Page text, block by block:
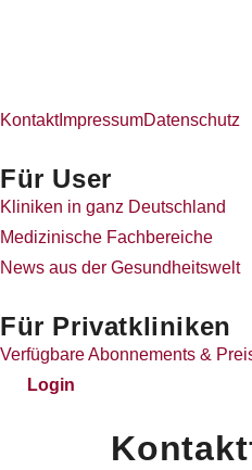
KontaktImpressumDatenschutz
Für User
Kliniken in ganz Deutschland
Medizinische Fachbereiche
News aus der Gesundheitswelt
Für Privatkliniken
Verfügbare Abonnements &
Login